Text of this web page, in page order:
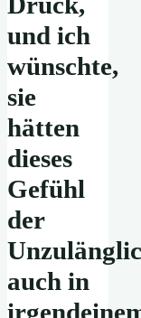
und ich
wünschte,
sie
hätten
dieses
Gefühl
der
auch in